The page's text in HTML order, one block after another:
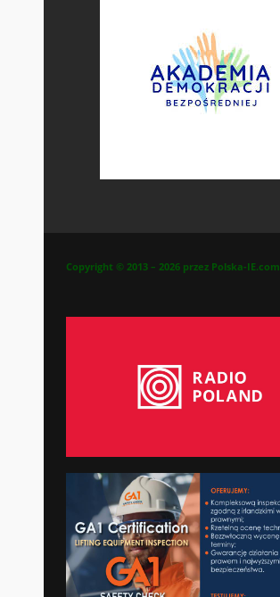
Copyright © 2013 – 2026 przez Polska-IE.com